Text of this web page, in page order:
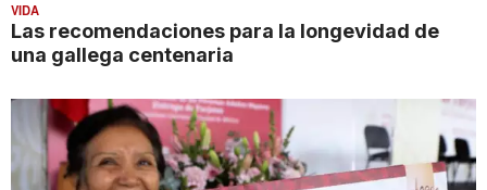
VIDA
Las recomendaciones para la longevidad de
una gallega centenaria